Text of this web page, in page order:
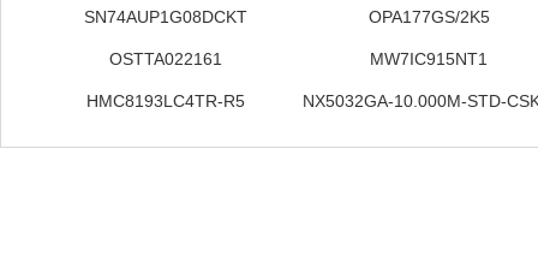
SN74AUP1G08DCKT OPA177GS/2K5
OSTTA022161 MW7IC915NT1
HMC8193LC4TR-R5 NX5032GA-10.000M-STD-